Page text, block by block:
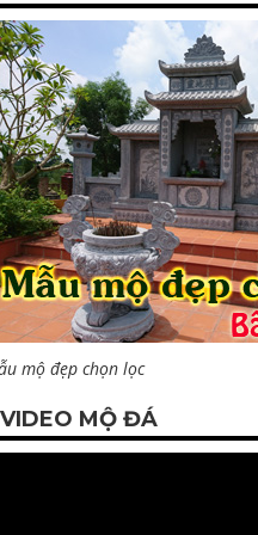
mộ đẹp chọn lọc
VIDEO MỘ ĐÁ